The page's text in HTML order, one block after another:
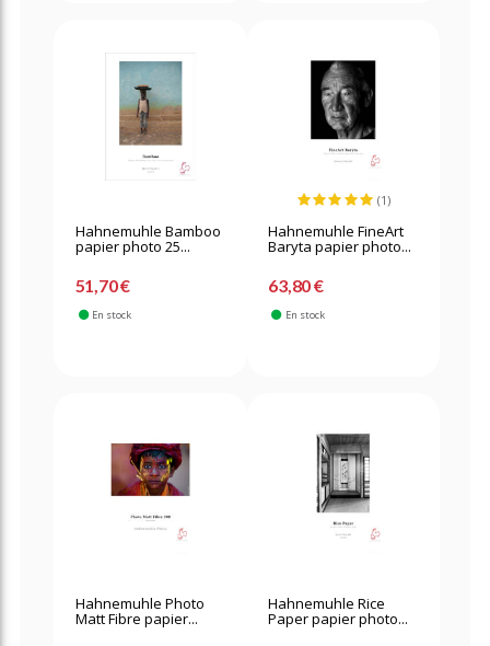
Hahnemuhle Bamboo
papier photo 25...
51,70 €
En stock
(1)
Hahnemuhle FineArt
Baryta papier photo...
63,80 €
En stock
Hahnemuhle Photo
Matt Fibre papier...
Hahnemuhle Rice
Paper papier photo...